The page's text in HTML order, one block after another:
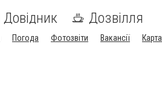
Довідник Дозвілля
Погода Фотозвіти Вакансії